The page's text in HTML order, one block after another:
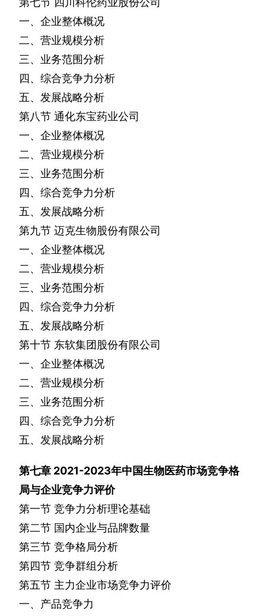
一、企业整体概况
二、营业规模分析
三、业务范围分析
四、综合竞争力分析
五、发展战略分析
第八节 通化东宝药业公司
一、企业整体概况
二、营业规模分析
三、业务范围分析
四、综合竞争力分析
五、发展战略分析
第九节 迈克生物股份有限公司
一、企业整体概况
二、营业规模分析
三、业务范围分析
四、综合竞争力分析
五、发展战略分析
第十节 东软集团股份有限公司
一、企业整体概况
二、营业规模分析
三、业务范围分析
四、综合竞争力分析
五、发展战略分析
第七章 2021-2023年中国生物医药市场竞争格
局与企业竞争力评价
第一节 竞争力分析理论基础
第二节 国内企业与品牌数量
第三节 竞争格局分析
第四节 竞争群组分析
第五节 主力企业市场竞争力评价
一、产品竞争力